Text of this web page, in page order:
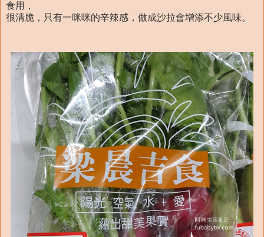
食用，
很清脆，只有一咪咪的辛辣感，做成沙拉會增添不少風味。